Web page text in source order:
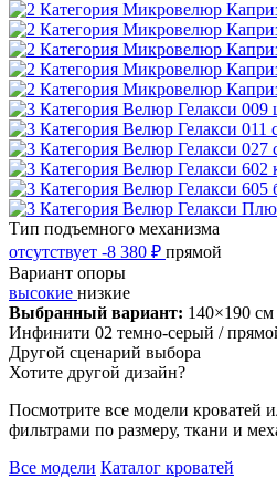
Тип подъемного механизма
отсутствует -8 380 ₽ прямой
Вариант опоры
высокие низкие
Выбранный вариант: 140×190 см
Инфинити 02 темно-серый /
Другой сценарий выбора
Хотите другой дизайн?
Посмотрите все модели кроватей
фильтрами по размеру, ткани и
Все модели Каталог кроватей